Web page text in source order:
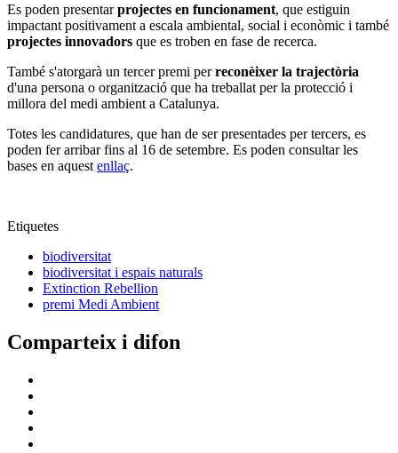
Es poden presentarprojectes en funcionament, que estiguin
impactant positivament a escala ambiental, social i econòmic i també
projectes innovadors que es troben en fase de recerca.
També s'atorgarà un tercer premi perreconèixer la trajectòria
d'una persona o organització que ha treballat per la protecció i
millora del medi ambient a Catalunya.
Totes les candidatures, que han de ser presentades per tercers, es
poden fer arribar fins al 16 de setembre. Es poden consultar les
bases en aquest enllaç.
Etiquetes
biodiversitat
biodiversitat i espais naturals
Extinction Rebellion
premi Medi Ambient
Comparteix i difon